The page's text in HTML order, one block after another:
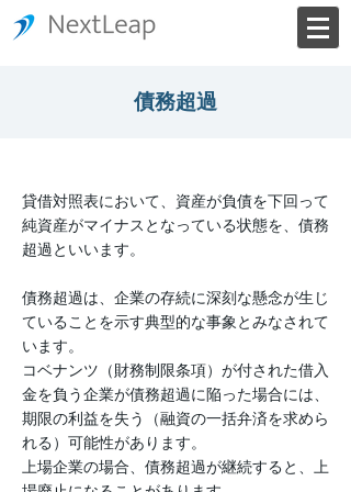
債務超過
貸借対照表において、資産が負債を下回って
純資産がマイナスとなっている状態を、債務
超過といいます。
債務超過は、企業の存続に深刻な懸念が生じ
ていることを示す典型的な事象とみなされて
います。
コベナンツ（財務制限条項）が付された借入
金を負う企業が債務超過に陥った場合には、
期限の利益を失う（融資の一括弁済を求めら
れる）可能性があります。
上場企業の場合、債務超過が継続すると、上